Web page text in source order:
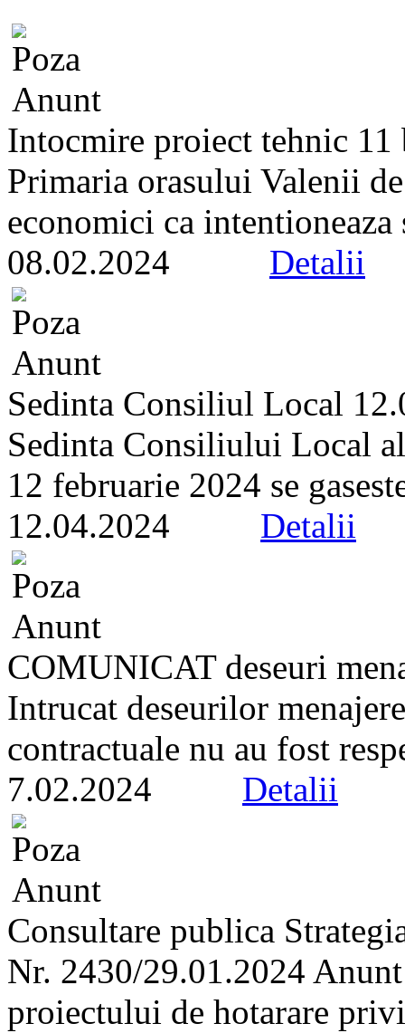
Intocmire proiect tehnic
Primaria orasului Valenii
economici ca
08.02.2024 Detalii
Sedinta Consiliul Local
Sedinta Consiliului Local
12 februarie 2024 se
12.04.2024 Detalii
COMUNICAT deseuri
Intrucat deseurilor
contractuale nu au fost
7.02.2024 Detalii
Consultare publica
Nr. 2430/29.01.2024
proiectului de hotarare